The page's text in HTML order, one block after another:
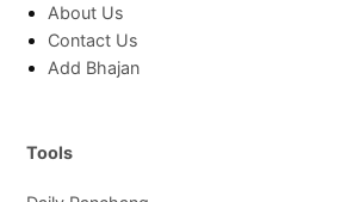
About Us
Contact Us
Add Bhajan
Tools